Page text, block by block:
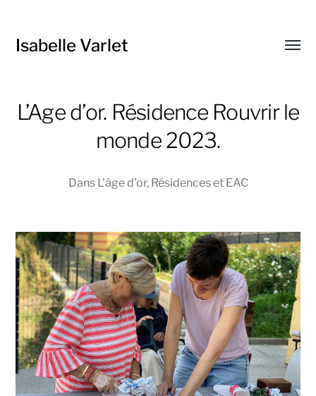
Isabelle Varlet
L’Age d’or. Résidence Rouvrir le
monde 2023.
Dans L'âge d'or, Résidences et EAC